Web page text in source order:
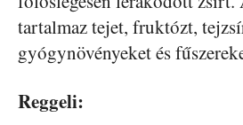
tartalmaz tejet, fruktózt,
gyógynövényeket és
Reggeli: